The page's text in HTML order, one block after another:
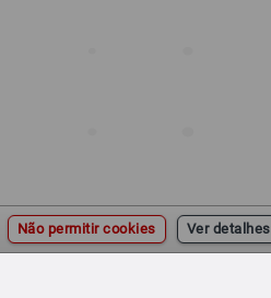
Não permitir cookies Ver detalhes